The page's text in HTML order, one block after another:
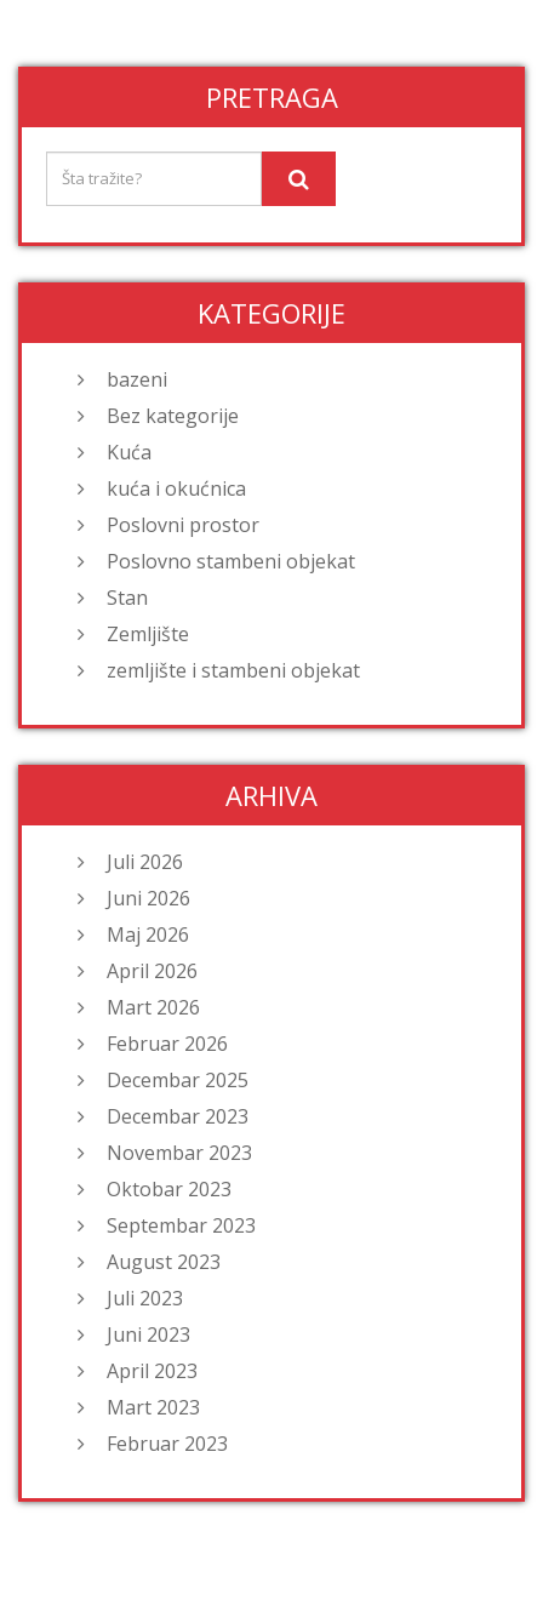
PRETRAGA
KATEGORIJE
bazeni
Bez kategorije
Kuća
kuća i okućnica
Poslovni prostor
Poslovno stambeni objekat
Stan
Zemljište
zemljište i stambeni objekat
ARHIVA
Juli 2026
Juni 2026
Maj 2026
April 2026
Mart 2026
Februar 2026
Decembar 2025
Decembar 2023
Novembar 2023
Oktobar 2023
Septembar 2023
August 2023
Juli 2023
Juni 2023
April 2023
Mart 2023
Februar 2023